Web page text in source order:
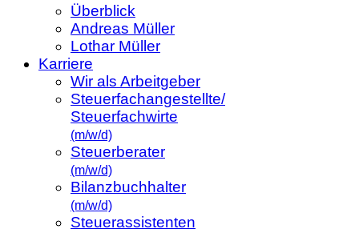
Überblick
Andreas Müller
Lothar Müller
Karriere
Wir als Arbeitgeber
Steuerfachangestellte/
Steuerfachwirte
(m/w/d)
Steuerberater
(m/w/d)
Bilanzbuchhalter
(m/w/d)
Steuerassistenten